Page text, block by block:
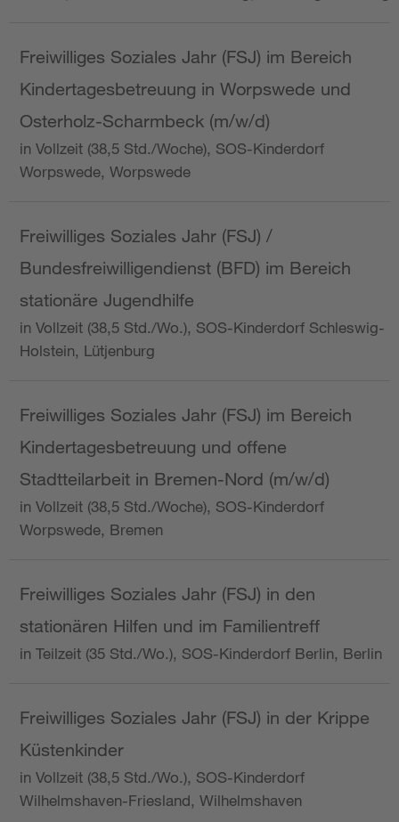
Freiwilliges Soziales Jahr (FSJ) im Bereich
Kindertagesbetreuung in Worpswede und
Osterholz-Scharmbeck (m/w/d)
in Vollzeit (38,5 Std./Woche), SOS-Kinderdorf
Worpswede, Worpswede
Freiwilliges Soziales Jahr (FSJ) /
Bundesfreiwilligendienst (BFD) im Bereich
stationäre Jugendhilfe
in Vollzeit (38,5 Std./Wo.), SOS-Kinderdorf Schleswig-
Holstein, Lütjenburg
Freiwilliges Soziales Jahr (FSJ) im Bereich
Kindertagesbetreuung und offene
Stadtteilarbeit in Bremen-Nord (m/w/d)
in Vollzeit (38,5 Std./Woche), SOS-Kinderdorf
Worpswede, Bremen
Freiwilliges Soziales Jahr (FSJ) in den
stationären Hilfen und im Familientreff
in Teilzeit (35 Std./Wo.), SOS-Kinderdorf Berlin, Berlin
Freiwilliges Soziales Jahr (FSJ) in der Krippe
Küstenkinder
in Vollzeit (38,5 Std./Wo.), SOS-Kinderdorf
Wilhelmshaven-Friesland, Wilhelmshaven